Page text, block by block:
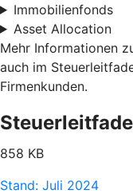
Immobilienfonds
Asset Allocation
Mehr Informationen
auch im
Firmenkunden.
858 KB
Stand: Juli 2024